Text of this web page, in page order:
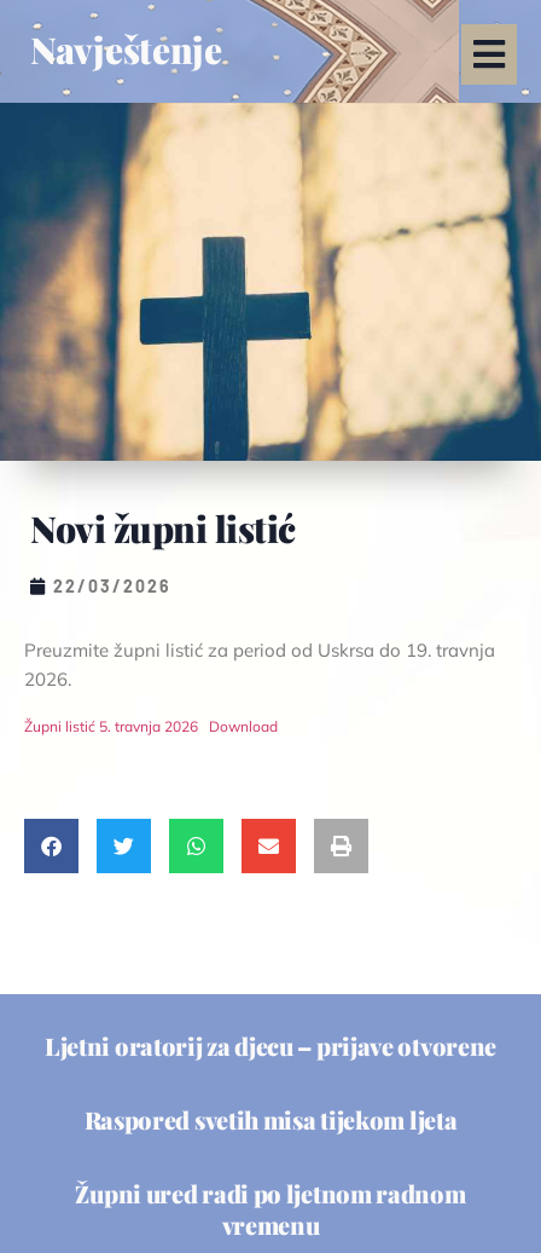
Navještenje
Novi župni listić
22/03/2026
Preuzmite župni listić za period od Uskrsa do 19. travnja
2026.
Župni listić 5. travnja 2026 Download
Ljetni oratorij za djecu – prijave otvorene
Raspored svetih misa tijekom ljeta
Župni ured radi po ljetnom radnom
vremenu